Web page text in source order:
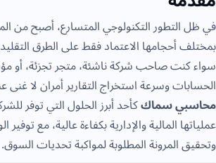
في ظل التطور التكنولوجي المتسارع، أصبح من
بمختلف أحجامها الاعتماد فقط على الطرق
سواء كنت صاحب شركة ناشئة، متجر تجزئة، أو
الحسابات وسرعة استخراج التقارير أمران لا غنى
محاسبي سماككأحد أبرز الحلول التي توفر
عملياتها المالية والإدارية بكفاءة عالية، مع
وتحقيق المرونة المطلوبة لمواكبة تحديات السوق.